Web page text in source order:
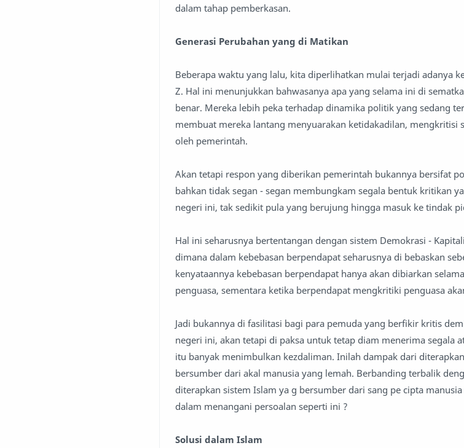
dalam tahap pemberkasan.
Generasi Perubahan yang di Matikan
Beberapa waktu yang lalu, kita diperlihatkan mulai terjadi adanya
Z. Hal ini menunjukkan bahwasanya apa yang selama ini di
benar. Mereka lebih peka terhadap dinamika politik yang sedang
membuat mereka lantang menyuarakan ketidakadilan, mengkritisi
oleh pemerintah.
Akan tetapi respon yang diberikan pemerintah bukannya bersifat
bahkan tidak segan - segan membungkam segala bentuk kritikan
negeri ini, tak sedikit pula yang berujung hingga masuk ke tindak
Hal ini seharusnya bertentangan dengan sistem Demokrasi -
dimana dalam kebebasan berpendapat seharusnya di bebaskan
kenyataannya kebebasan berpendapat hanya akan dibiarkan
penguasa, sementara ketika berpendapat mengkritiki penguasa
Jadi bukannya di fasilitasi bagi para pemuda yang berfikir kritis
negeri ini, akan tetapi di paksa untuk tetap diam menerima segala
itu banyak menimbulkan kezdaliman. Inilah dampak dari
bersumber dari akal manusia yang lemah. Berbanding terbalik
diterapkan sistem Islam ya g bersumber dari sang pe cipta
dalam menangani persoalan seperti ini ?
Solusi dalam Islam